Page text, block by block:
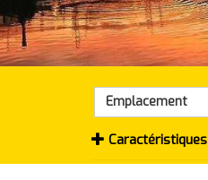
Emplacement
Caractéristiques